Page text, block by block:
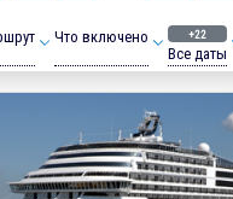
Что включено +22
Все даты